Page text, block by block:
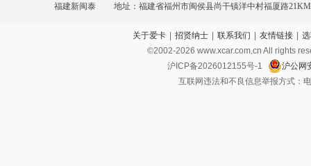
福建新闽泰 地址：福建省福州市闽侯县尚干镇洋中村福厦路
关于爱卡 | 招贤纳士 | 联系我们 | 友情链接 |
©2002-2026 www.xcar.com.cn All rights
沪ICP备2026012155号-1
沪公网
互联网违法和不良信息举报方式：